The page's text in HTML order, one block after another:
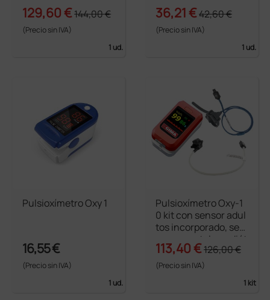
129,60 €144,00 €
(Precio sin IVA)
1 ud.
36,21 €42,60 €
(Precio sin IVA)
1 ud.
Pulsioxímetro Oxy 1
16,55 €
(Precio sin IVA)
1 ud.
Pulsioxímetro Oxy-1
0 kit con sensor adul
tos incorporado, sen
sor neonatal y pediát
rico en goma
113,40 €126,00 €
(Precio sin IVA)
1 kit